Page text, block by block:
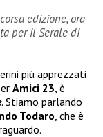
edizione, ora
per il Serale di
più apprezzati
Amici 23 , è
. Stiamo parlando
Todaro , che è